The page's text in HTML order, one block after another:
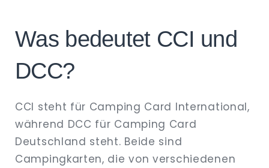
Was bedeutet CCI und
DCC?
CCI steht für Camping Card International,
während DCC für Camping Card
Deutschland steht. Beide sind
Campingkarten, die von verschiedenen